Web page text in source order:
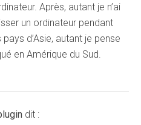
Après, autant je n’ai
un ordinateur pendant
d’Asie, autant je pense
en Amérique du Sud.
dit :